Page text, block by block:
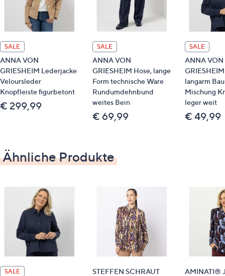
Maße (Größe 38) & Passform
Länge: ca. 68 cm
hüftumspielende Länge
Material
96 % Polyester, 4 % Elasthan
SALE
ANNA VON
GRIESHEIM Lederjacke
Veloursleder
Knopfleiste figurbetont
€ 299,99
SALE
ANNA VON
GRIESHEIM Hose, lange
Form technische Ware
Rundumdehnbund
weites Bein
€ 69,99
SALE
ANNA VON
langarm
Mischung
leger weit
€ 49,99
Ähnliche Produkte
SALE
STEFFEN SCHRAUT
AMINATI®